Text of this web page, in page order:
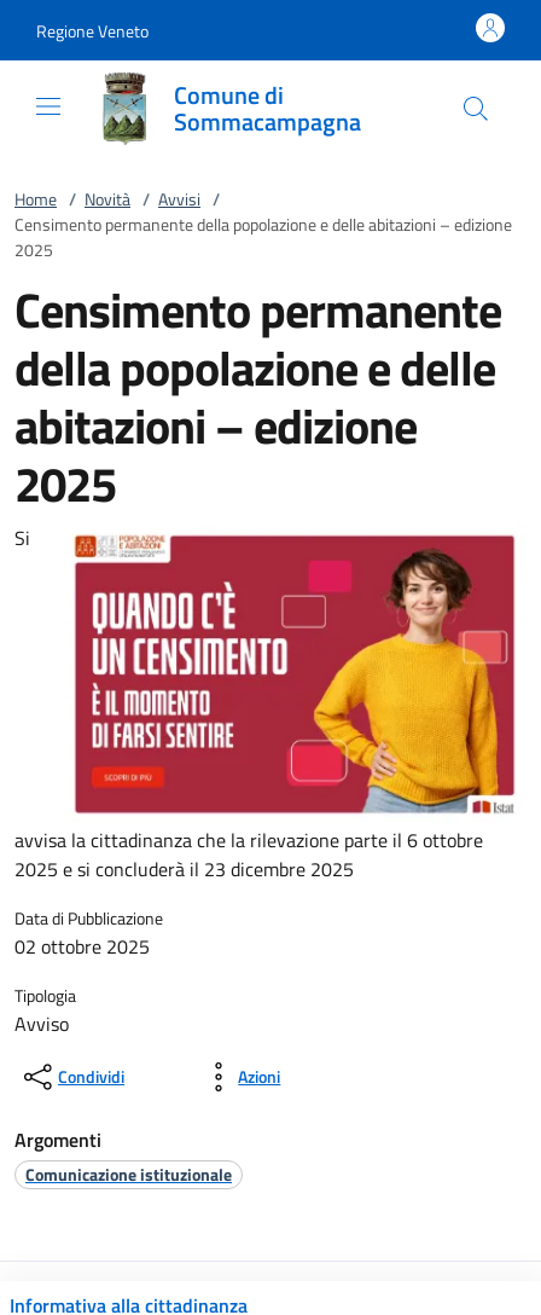
Regione Veneto
Comune di
Sommacampagna
Home / Novità / Avvisi /
Censimento permanente della popolazione e delle abitazioni – edizione
2025
Censimento permanente
della popolazione e delle
abitazioni – edizione
2025
Si
avvisa la cittadinanza che la rilevazione parte il 6 ottobre
2025 e si concluderà il 23 dicembre 2025
Data di Pubblicazione
02 ottobre 2025
Tipologia
Avviso
Condividi Azioni
Argomenti
Comunicazione istituzionale
Informativa alla cittadinanza